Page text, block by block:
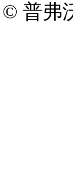
© 普